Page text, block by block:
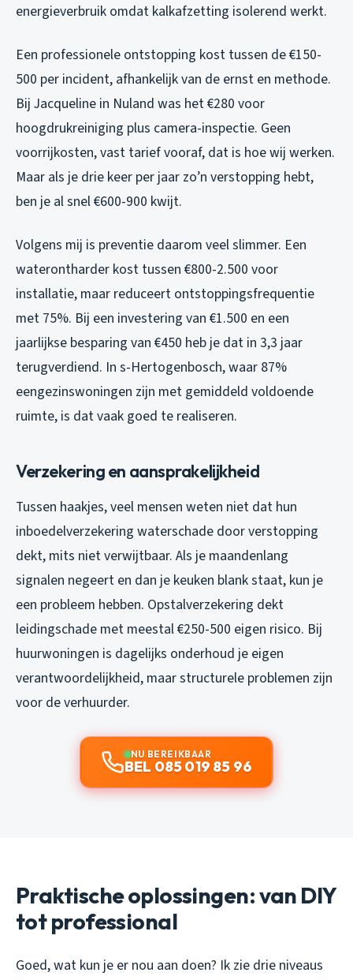
energieverbruik omdat kalkafzetting isolerend werkt.
Een professionele ontstopping kost tussen de €150-
500 per incident, afhankelijk van de ernst en methode.
Bij Jacqueline in Nuland was het €280 voor
hoogdrukreiniging plus camera-inspectie. Geen
voorrijkosten, vast tarief vooraf, dat is hoe wij werken.
Maar als je drie keer per jaar zo’n verstopping hebt,
ben je al snel €600-900 kwijt.
Volgens mij is preventie daarom veel slimmer. Een
waterontharder kost tussen €800-2.500 voor
installatie, maar reduceert ontstoppingsfrequentie
met 75%. Bij een investering van €1.500 en een
jaarlijkse besparing van €450 heb je dat in 3,3 jaar
terugverdiend. In s-Hertogenbosch, waar 87%
eengezinswoningen zijn met gemiddeld voldoende
ruimte, is dat vaak goed te realiseren.
Verzekering en aansprakelijkheid
Tussen haakjes, veel mensen weten niet dat hun
inboedelverzekering waterschade door verstopping
dekt, mits niet verwijtbaar. Als je maandenlang
signalen negeert en dan je keuken blank staat, kun je
een probleem hebben. Opstalverzekering dekt
leidingschade met meestal €250-500 eigen risico. Bij
huurwoningen is dagelijks onderhoud je eigen
verantwoordelijkheid, maar structurele problemen zijn
voor de verhuurder.
NU BEREIKBAAR
BEL 085 019 85 96
Praktische oplossingen: van DIY
tot professional
Goed, wat kun je er nou aan doen? Ik zie drie niveaus